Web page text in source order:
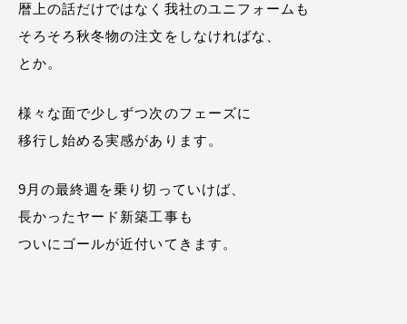
暦上の話だけではなく我社のユニフォームも
そろそろ秋冬物の注文をしなければな、
とか。
様々な面で少しずつ次のフェーズに
移行し始める実感があります。
9月の最終週を乗り切っていけば、
長かったヤード新築工事も
ついにゴールが近付いてきます。